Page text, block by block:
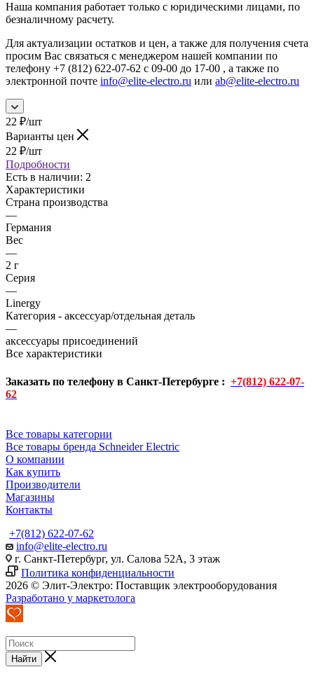
Наша компания работает только с юридическими лицами, по
безналичному расчету.
Для актуализации остатков и цен, а также для получения счета
просим Вас связаться с менеджером нашей компании по
телефону +7 (812) 622-07-62 с 09-00 до 17-00 , а также по
электронной почте info@elite-electro.ru или ab@elite-electro.ru
22 ₽/шт
Варианты цен
22 ₽/шт
Подробности
Есть в наличии: 2
Характеристики
Страна производства
—
Германия
Вес
—
2 г
Серия
—
Linergy
Категория - аксессуар/отдельная деталь
—
аксессуары присоединений
Все характеристики
Заказать по телефону в Санкт-Петербурге : +7(812) 622-07-
62
Все товары категории
Все товары бренда Schneider Electric
О компании
Как купить
Производители
Магазины
Контакты
+7(812) 622-07-62
info@elite-electro.ru
г. Санкт-Петербург, ул. Салова 52А, 3 этаж
Политика конфиденциальности
2026 © Элит-Электро: Поставщик электрооборудования
Разработано у маркетолога
Найти